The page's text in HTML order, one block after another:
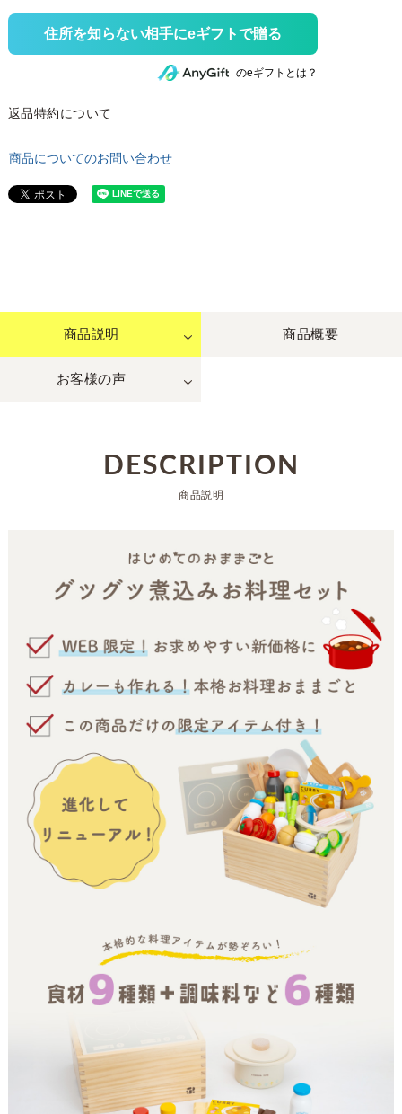
住所を知らない相手にeギフトで贈る
のeギフトとは？
返品特約について
商品についてのお問い合わせ
商品説明 商品概要
お客様の声
DESCRIPTION
商品説明